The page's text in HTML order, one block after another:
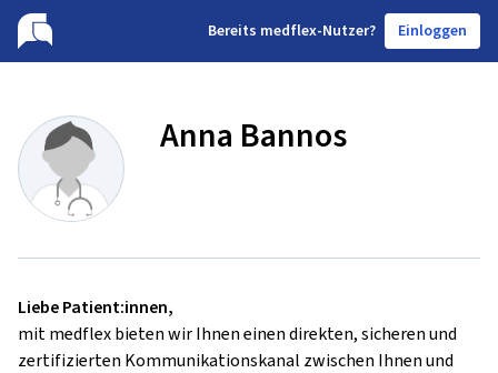
Bereits medflex-Nutzer? Einloggen
Anna Bannos
Liebe Patient:innen,
mit medflex bieten wir Ihnen einen direkten, sicheren und
zertifizierten Kommunikationskanal zwischen Ihnen und